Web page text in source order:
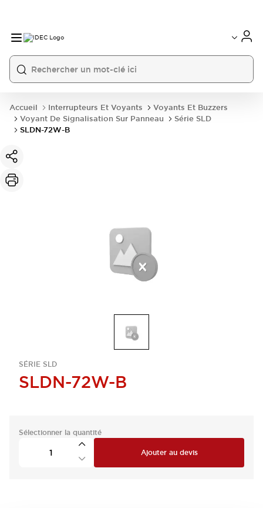
Accueil Interrupteurs Et Voyants
Voyants Et Buzzers
Voyant De Signalisation Sur Panneau
Série SLD
SLDN-72W-B
SÉRIE SLD
SLDN-72W-B
Sélectionner la quantité
Ajouter au devis